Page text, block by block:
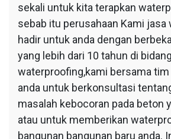
sekali untuk kita terapkan
sebab itu perusahaan Kami
hadir untuk anda dengan
yang lebih dari 10 tahun di bidang
waterproofing,kami bersama
anda untuk berkonsultasi
masalah kebocoran pada beton
atau untuk memberikan
bangunan bangunan baru anda.